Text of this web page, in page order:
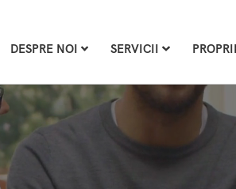
DESPRE NOI SERVICII